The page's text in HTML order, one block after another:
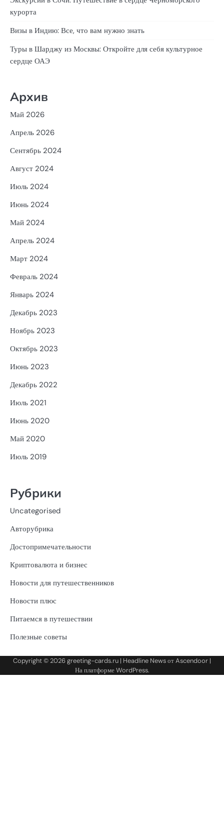
курорта
Визы в Индию: Все, что вам нужно знать
Туры в Шарджу из Москвы: Откройте для себя культурное
сердце ОАЭ
Архив
Май 2026
Апрель 2026
Сентябрь 2024
Август 2024
Июль 2024
Июнь 2024
Май 2024
Апрель 2024
Март 2024
Февраль 2024
Январь 2024
Декабрь 2023
Ноябрь 2023
Октябрь 2023
Июнь 2023
Декабрь 2022
Июль 2021
Июнь 2020
Май 2020
Июль 2019
Рубрики
Uncategorised
Авторубрика
Достопримечательности
Криптовалюта и бизнес
Новости для путешественников
Новости плюс
Питаемся в путешествии
Полезные советы
Copyright © 2026greeting-cards.ru | Headline News отAscendoor |
На платформеWordPress.